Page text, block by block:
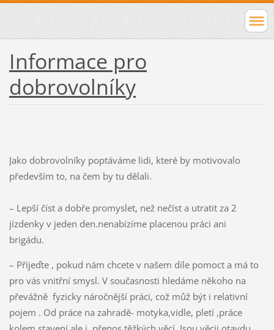
Informace pro
dobrovolníky
Jako dobrovolníky poptáváme lidi, které by motivovalo
především to, na čem by tu dělali.
– Lepší číst a dobře promyslet, než nečíst a utratit za 2
jízdenky v jeden den.nenabízíme placenou práci ani
brigádu.
– Přijeďte , pokud nám chcete v našem díle pomoct a má to
pro vás vnitřní smysl. V současnosti hledáme někoho na
převážně fyzicky náročnější práci, což můž být i relativní
pojem . Od práce na zahradě- motyka,vidle, pletí ,práce